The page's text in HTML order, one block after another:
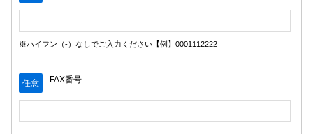
※ハイフン（-）なしでご入力ください【例】0001112222
任意 FAX番号